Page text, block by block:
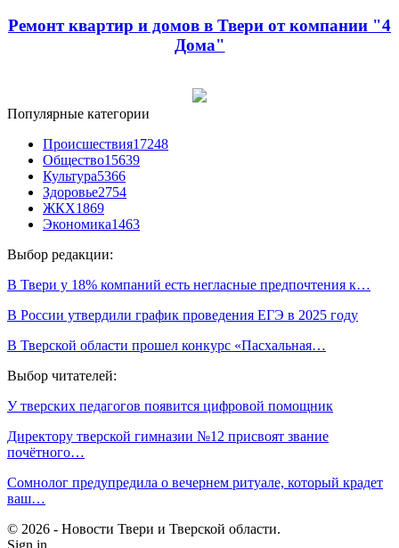
Ремонт квартир и домов в Твери от компании "4
Дома"
Популярные категории
Происшествия17248
Общество15639
Культура5366
Здоровье2754
ЖКХ1869
Экономика1463
Выбор редакции:
В Твери у 18% компаний есть негласные предпочтения к…
В России утвердили график проведения ЕГЭ в 2025 году
В Тверской области прошел конкурс «Пасхальная…
Выбор читателей:
У тверских педагогов появится цифровой помощник
Директору тверской гимназии №12 присвоят звание
почётного…
Сомнолог предупредила о вечернем ритуале, который крадет
ваш…
© 2026 - Новости Твери и Тверской области.
Sign in